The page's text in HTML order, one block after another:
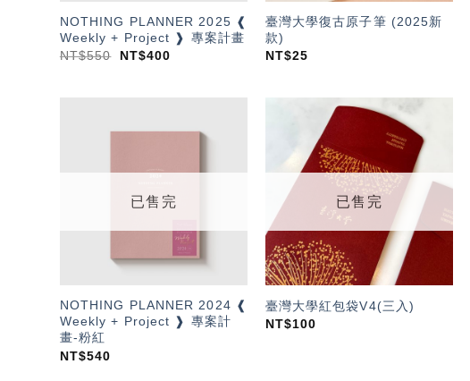
NOTHING PLANNER 2025 ❰
Weekly + Project ❱ 專案計畫
NT$550 NT$400
臺灣大學復古原子筆 (2025新
款)
NT$25
望輕
已售完
NOTHING PLANNER 2024 ❰
Weekly + Project ❱ 專案計
畫-粉紅
NT$540
加入
「願
望輕
單」
已售完
臺灣大學紅包袋V4(三入)
NT$100